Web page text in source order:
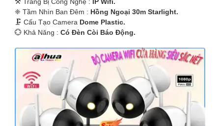
⚒ Trang Bị Công Nghệ :
IP Wifi.
❈ Tầm Nhìn Ban Đêm : Hồng Ngoại 30m Starlight.
🗜️ Cấu Tạo Camera Dome Plastic.
️💮 Khả Năng : Có Ðèn Còi Báo Động.